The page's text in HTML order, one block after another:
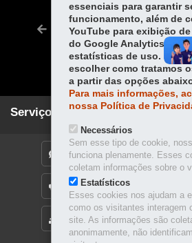
ce
bo
ok
Tw
itt
er
Voltar Início
Serviços para você!
MAPA DO SITE
DENUNCIE CORRUPÇÃO
OUVIDORIA
essenciais para garantir
funcionamento, além de
YouTube para exibição
do Google Analytics para
estatísticas de uso. Você
escolher como tratamos
a partir das opções
Para mais informações,
nossa Política de
Necessários
Sem esse tipo de cookie,
funciona plenamente. Esses
coletam informações sobre o
Estatísticos
Esses cookies nos ajudam a
como os visitantes interagem
site. As informações são
anonimamente, não